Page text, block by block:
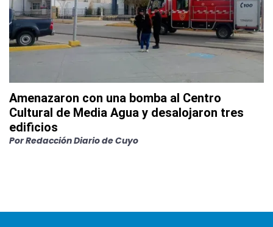
Amenazaron con una bomba al Centro
Cultural de Media Agua y desalojaron tres
edificios
PorRedacción Diario de Cuyo